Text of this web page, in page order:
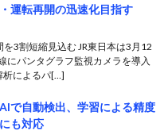
運転再開の迅速化目指す
3割短縮見込む JR東日本は3月12
にパンタグラフ監視カメラを導入
析によるパ[…]
で自動検出、学習による精度
も対応